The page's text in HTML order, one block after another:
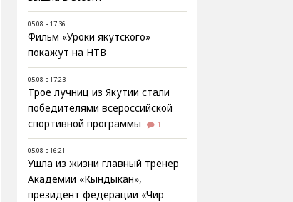
05.08 в 17:36
Фильм «Уроки якутского»
покажут на НТВ
05.08 в 17:23
Трое лучниц из Якутии стали
победителями всероссийской
спортивной программы
1
05.08 в 16:21
Ушла из жизни главный тренер
Академии «Кындыкан»,
президент федерации «Чир